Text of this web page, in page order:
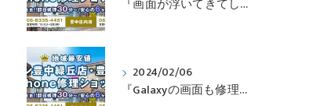
『画面が浮いてきてしまったPixelも修理可能？』淀川区西三国よりバッテリー交換でご来店♪【Google Pixel5】
2024/02/06
『Galaxyの画面も修理できるって本当ですか？』豊中市服部本町より画面修理でご来店♪【Galaxy Note10+】